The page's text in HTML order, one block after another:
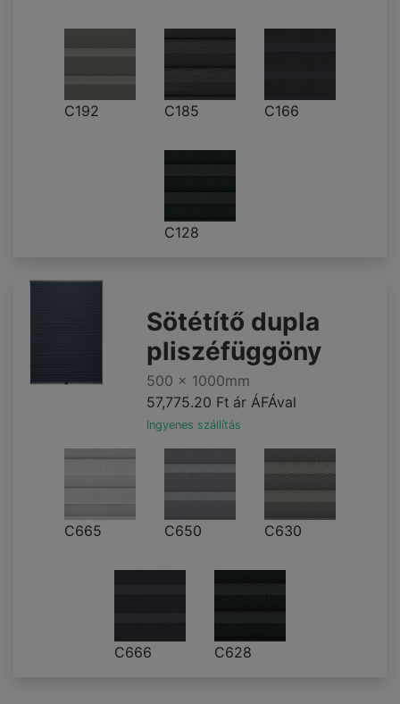
C192 C185 C166
C128
Sötétítő dupla
pliszéfüggöny
500 x 1000mm
57,775.20 Ft ár ÁFÁval
Ingyenes szállítás
C665 C650 C630
C666 C628